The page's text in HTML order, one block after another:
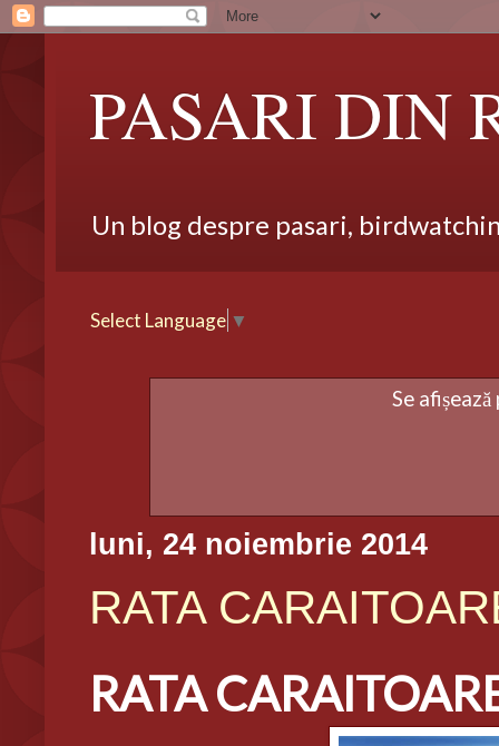
PASARI DIN
Un blog despre pasari,
Select Language ▼
Se
luni, 24 noiembrie 2014
RATA
RATA